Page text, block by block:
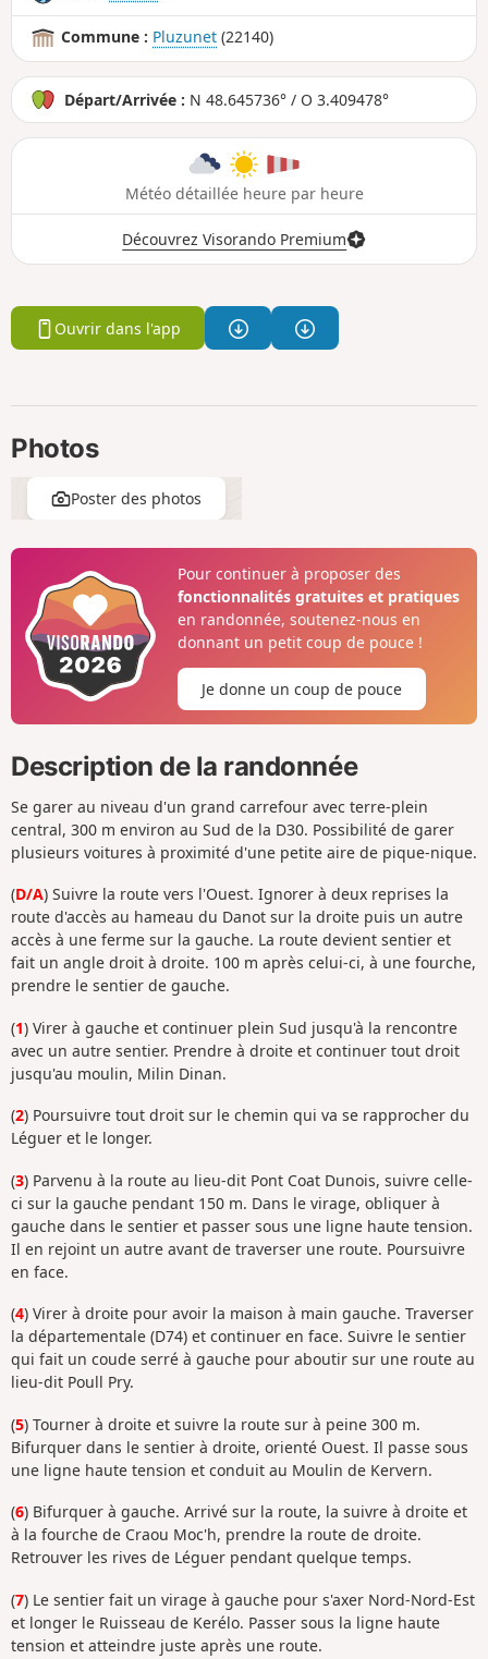
Commune : Pluzunet (22140)
Départ/Arrivée : N 48.645736° / O 3.409478°
Météo détaillée heure par heure
Découvrez Visorando Premium
Ouvrir dans l'app
Photos
Poster des photos
Pour continuer à proposer des
fonctionnalités gratuites et pratiques
en randonnée, soutenez-nous en
donnant un petit coup de pouce !
Je donne un coup de pouce
Description de la randonnée
Se garer au niveau d'un grand carrefour avec terre-plein
central, 300 m environ au Sud de la D30. Possibilité de garer
plusieurs voitures à proximité d'une petite aire de pique-nique.
(D/A) Suivre la route vers l'Ouest. Ignorer à deux reprises la
route d'accès au hameau du Danot sur la droite puis un autre
accès à une ferme sur la gauche. La route devient sentier et
fait un angle droit à droite. 100 m après celui-ci, à une fourche,
prendre le sentier de gauche.
(1) Virer à gauche et continuer plein Sud jusqu'à la rencontre
avec un autre sentier. Prendre à droite et continuer tout droit
jusqu'au moulin, Milin Dinan.
(2) Poursuivre tout droit sur le chemin qui va se rapprocher du
Léguer et le longer.
(3) Parvenu à la route au lieu-dit Pont Coat Dunois, suivre celle-
ci sur la gauche pendant 150 m. Dans le virage, obliquer à
gauche dans le sentier et passer sous une ligne haute tension.
Il en rejoint un autre avant de traverser une route. Poursuivre
en face.
(4) Virer à droite pour avoir la maison à main gauche. Traverser
la départementale (D74) et continuer en face. Suivre le sentier
qui fait un coude serré à gauche pour aboutir sur une route au
lieu-dit Poull Pry.
(5) Tourner à droite et suivre la route sur à peine 300 m.
Bifurquer dans le sentier à droite, orienté Ouest. Il passe sous
une ligne haute tension et conduit au Moulin de Kervern.
(6) Bifurquer à gauche. Arrivé sur la route, la suivre à droite et
à la fourche de Craou Moc'h, prendre la route de droite.
Retrouver les rives de Léguer pendant quelque temps.
(7) Le sentier fait un virage à gauche pour s'axer Nord-Nord-Est
et longer le Ruisseau de Kerélo. Passer sous la ligne haute
tension et atteindre juste après une route.